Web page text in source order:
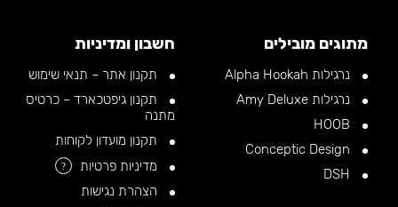
מתוגים מובילים
נרגילות Alpha Hookah
נרגילות Amy Deluxe
חשבון ומדיניות
תקנון אתר – תנאי שימוש
תקנון גיפטכארד – כרטיס
מתנה
תקנון מועדון לקוחות
מדיניות פרטיות
?
הצהרת נגישות